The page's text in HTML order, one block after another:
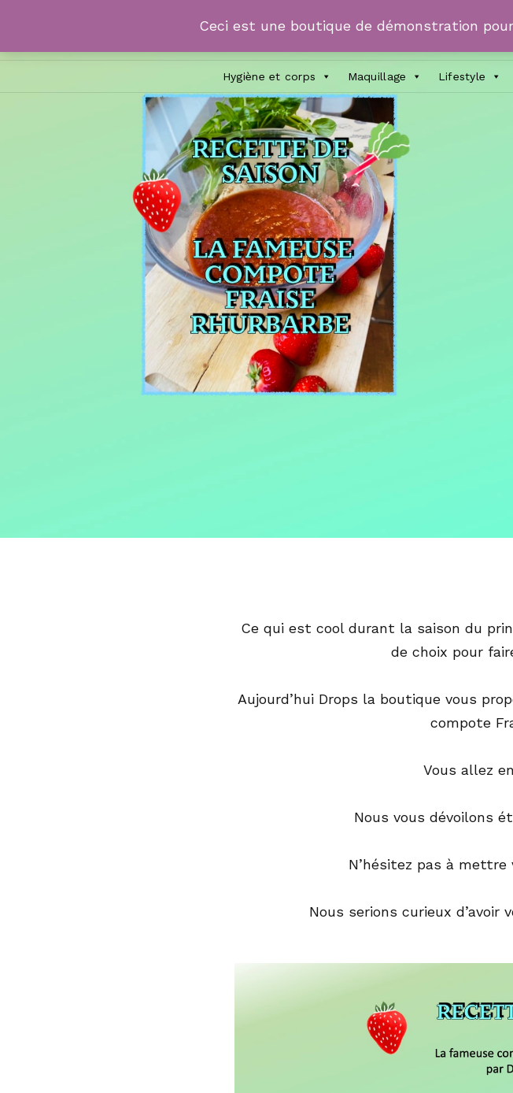
Hygiène et corps Maquillage Lifestyle
Ce qui est cool durant la saison du
de choix pour
Aujourd’hui Drops la boutique vous
compote
Vous allez
Nous vous dévoilons
N’hésitez pas à
Nous serions curieux
Ceci est une boutique de démonstration